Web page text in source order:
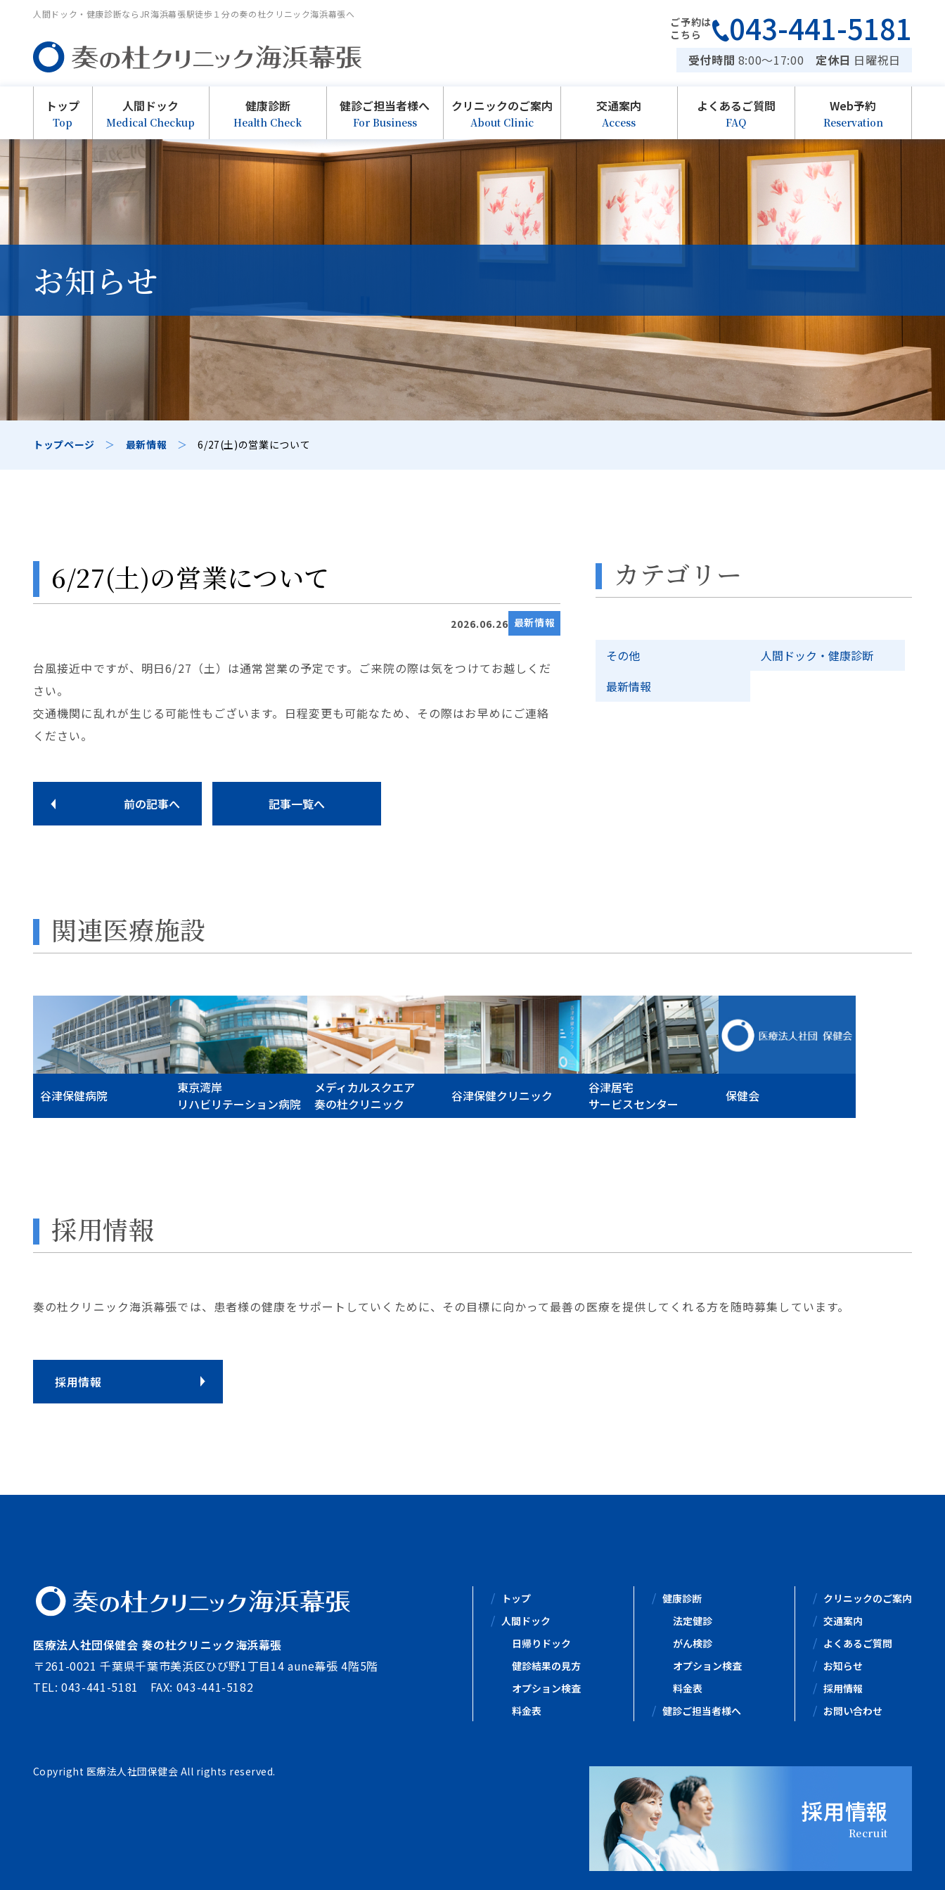
⼈間ドック・健康診断ならJR海浜幕張駅徒歩１分の奏の杜クリニック海浜幕張へ
ご予約は
こちら
043-441-5181
受付時間 8:00〜17:00 定休日 日曜祝日
トップ
Top
人間ドック
Medical Checkup
健康診断
Health Check
健診ご担当者様へ
For Business
クリニックのご案内
About Clinic
交通案内
Access
よくあるご質問
FAQ
Web予約
Reservation
お知らせ
トップページ ＞ 最新情報 ＞6/27(土)の営業について
6/27(土)の営業について
2026.06.26 最新情報
台風接近中ですが、明日6/27（土）は通常営業の予定です。ご来院の際は気をつけてお越しくだ
さい。
交通機関に乱れが生じる可能性もございます。日程変更も可能なため、その際はお早めにご連絡
ください。
前の記事へ 記事一覧へ
カテゴリー
その他
人間ドック・健康診断
最新情報
関連医療施設
谷津保健病院
東京湾岸
リハビリテーション病院
メディカルスクエア
奏の杜クリニック
谷津保健クリニック
谷津居宅
サービスセンター
保健会
採用情報
奏の杜クリニック海浜幕張では、患者様の健康をサポートしていくために、その目標に向かって最善の医療を提供してくれる方を随時募集しています。
採用情報
医療法⼈社団保健会 奏の杜クリニック海浜幕張
〒261-0021千葉県千葉市美浜区ひび野1丁目14 aune幕張 4階5階
TEL:043-441-5181 FAX: 043-441-5182
トップ
人間ドック
⽇帰りドック
健診結果の⾒⽅
オプション検査
料⾦表
健康診断
法定健診
がん検診
オプション検査
料金表
健診ご担当者様へ
クリニックのご案内
交通案内
よくあるご質問
お知らせ
採用情報
お問い合わせ
採用情報
Recruit
Copyright 医療法人社団保健会 All rights reserved.